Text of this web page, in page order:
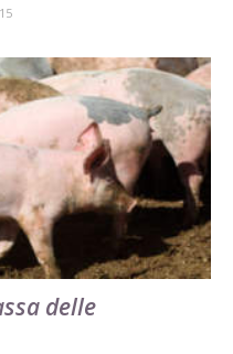
delle